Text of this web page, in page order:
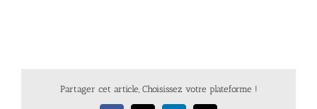
Partager cet article, Choisissez votre plateforme !